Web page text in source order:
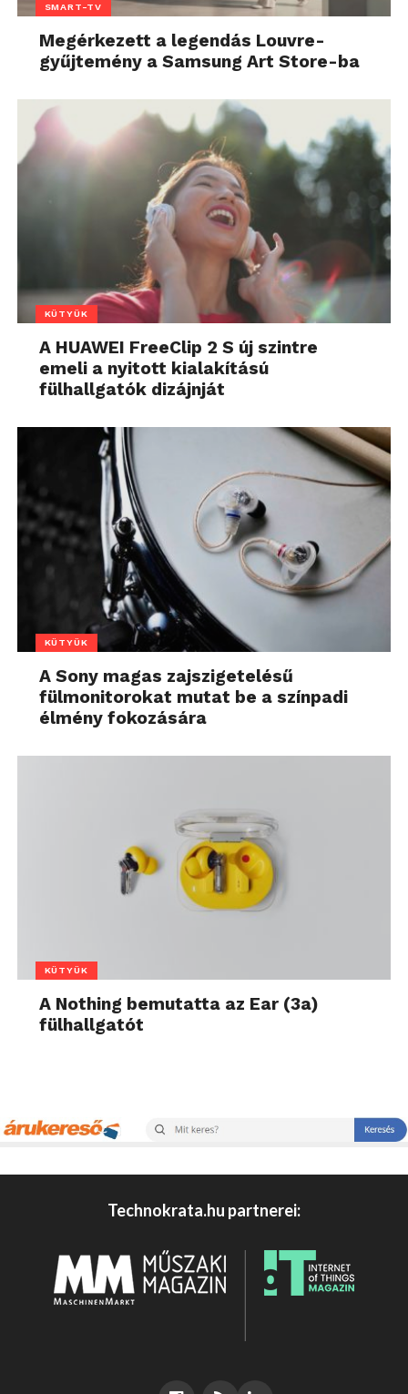
SMART-TV
Megérkezett a legendás Louvre-
gyűjtemény a Samsung Art Store-ba
KÜTYÜK
A HUAWEI FreeClip 2 S új szintre
emeli a nyitott kialakítású
fülhallgatók dizájnját
KÜTYÜK
A Sony magas zajszigetelésű
fülmonitorokat mutat be a színpadi
élmény fokozására
KÜTYÜK
A Nothing bemutatta az Ear (3a)
fülhallgatót
Technokrata.hu partnerei: